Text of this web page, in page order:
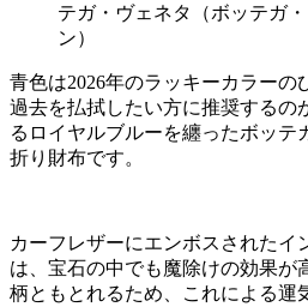
テガ・ヴェネタ（ボッテガ
ン）
青色は2026年のラッキーカラーの
過去を払拭したい方に推奨するの
るロイヤルブルーを纏ったボッテ
折り財布です。
カーフレザーにエンボスされたイ
は、宝石の中でも魔除けの効果が
柄ともとれるため、これによる運